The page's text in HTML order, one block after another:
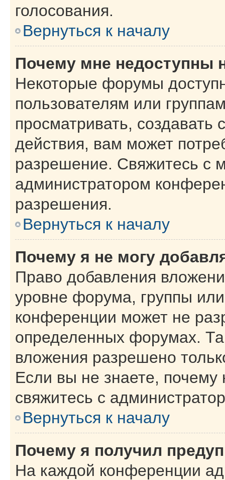
голосования.
Вернуться к началу
Почему мне недоступны
Некоторые форумы
пользователям или
просматривать,
действия, вам может
разрешение. Свяжитесь с
администратором
разрешения.
Вернуться к началу
Почему я не могу
Право добавления
уровне форума, группы
конференции может не
определенных форумах.
вложения разрешено
Если вы не знаете,
свяжитесь с
Вернуться к началу
Почему я получил
На каждой конференции